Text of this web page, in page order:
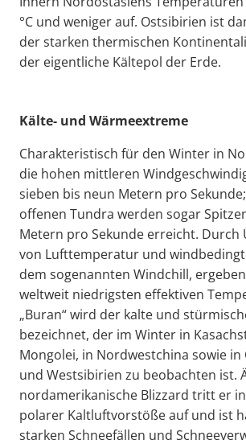
°C und weniger auf. Ostsibirien ist
der starken thermischen
der eigentliche Kältepol der Erde.
Kälte- und Wärmeextreme
Charakteristisch für den Winter in
die hohen mittleren
sieben bis neun Metern pro
offenen Tundra werden sogar
Metern pro Sekunde erreicht. Durch
von Lufttemperatur und
dem sogenannten Windchill,
weltweit niedrigsten effektiven
„Buran“ wird der kalte und
bezeichnet, der im Winter in
Mongolei, in Nordwestchina sowie in
und Westsibirien zu beobachten ist.
nordamerikanische Blizzard tritt er
polarer Kaltluftvorstöße auf und ist
starken Schneefällen und